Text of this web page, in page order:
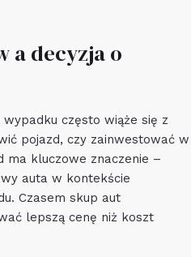
a decyzja o
często wiąże się z
pojazd, czy zainwestować w
ma kluczowe znaczenie –
auta w kontekście
Czasem skup aut
lepszą cenę niż koszt